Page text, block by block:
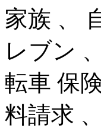
家族 、
レブン
転車 保
料請求